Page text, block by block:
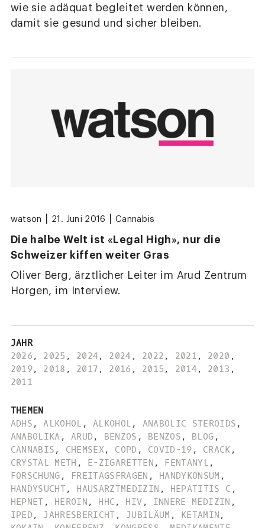
wie sie adäquat begleitet werden können,
damit sie gesund und sicher bleiben.
watson 21. Juni 2016 Cannabis
Die halbe Welt ist «Legal High», nur die
Schweizer kiffen weiter Gras
Oliver Berg, ärztlicher Leiter im Arud Zentrum
Horgen, im Interview.
JAHR
2026 , 2025 , 2024, 2024 , 2022 , 2021 , 2020 ,
2019, 2018 , 2017 , 2016 , 2015 , 2014, 2013 ,
2011
THEMEN
ADHS , ALKOHOL , ALKOHOL , ANABOLIC STEROIDS ,
ANABOLIKA , ARUD , BENZOS , BENZOS , BLOG ,
CANNABIS , CHEMSEX , COPD , COVID-19 , CRACK ,
CRYSTAL METH , E-ZIGARETTEN , FENTANYL ,
FORSCHUNG , FREITAGSFRAGEN , HANDYKONSUM ,
HANDYSUCHT, HAUSARZTMEDIZIN , HEPATITIS C ,
HEPNET , HEROIN , HHC , HIV , INNERE MEDIZIN ,
IPED , JAHRESBERICHT , JUBILÄUM , KETAMIN ,